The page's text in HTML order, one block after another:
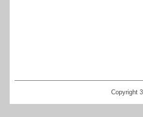
Copyright